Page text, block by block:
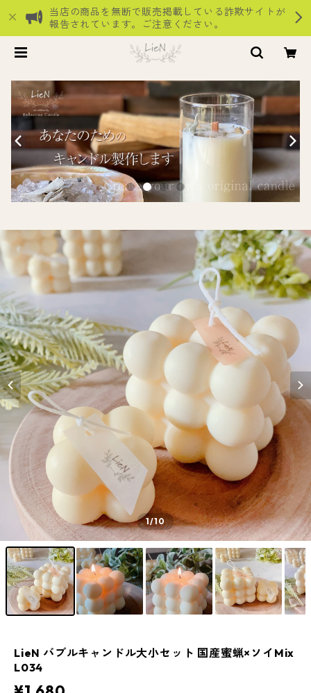
当店の商品を無断で販売掲載している詐欺サイトが
報告されています。ご注意ください。
1/10
LieN バブルキャンドル大小セット 国産蜜蝋×ソイMix
L034